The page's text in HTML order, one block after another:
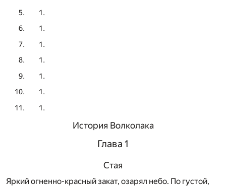
История Волколака
Глава 1
Стая
Яркий огненно-красный закат, озарял небо. По густой,